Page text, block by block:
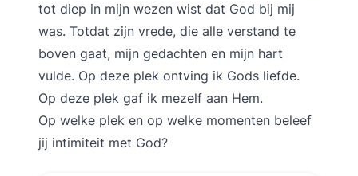
tot diep in mijn wezen wist dat God bij mij
was. Totdat zijn vrede, die alle verstand te
boven gaat, mijn gedachten en mijn hart
vulde. Op deze plek ontving ik Gods liefde.
Op deze plek gaf ik mezelf aan Hem.
Op welke plek en op welke momenten beleef
jij intimiteit met God?